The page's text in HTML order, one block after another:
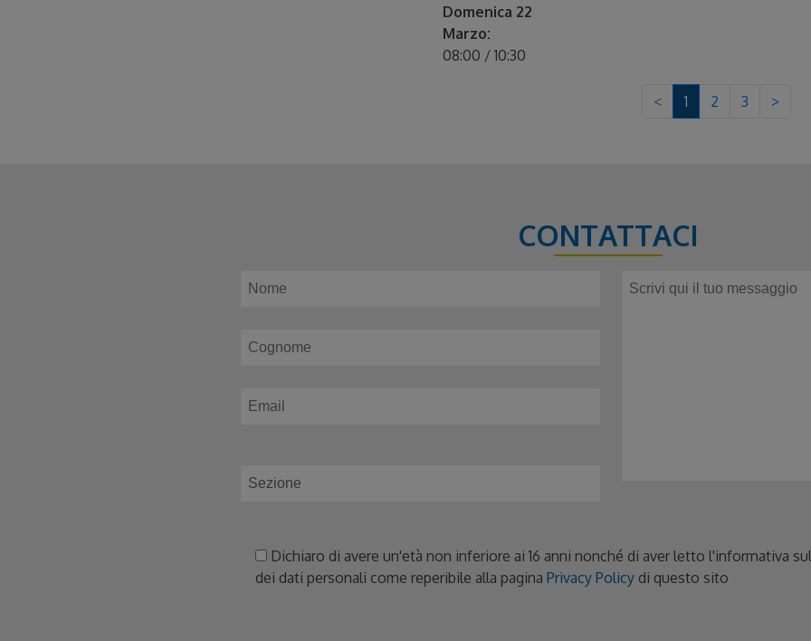
Domenica 22
Marzo:
08:00 / 10:30
< 1 2 3 >
CONTATTACI
Dichiaro di avere un'età non inferiore ai 16 anni nonché di aver letto l'informativa
dei dati personali come reperibile alla pagina Privacy Policy di questo sito